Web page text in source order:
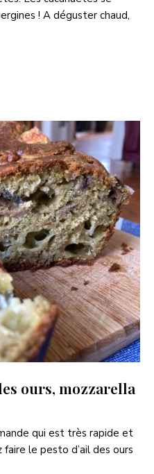
! A déguster chaud,
ours, mozzarella
qui est très rapide et
le pesto d’ail des ours